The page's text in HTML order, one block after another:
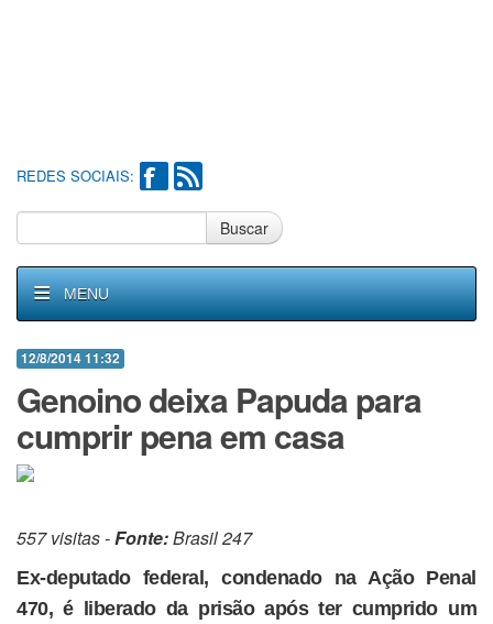
REDES SOCIAIS:
Buscar
MENU
12/8/2014 11:32
Genoino deixa Papuda para
cumprir pena em casa
557 visitas -Fonte:Brasil 247
Ex-deputado federal, condenado na Ação Penal
470, é liberado da prisão após ter cumprido um